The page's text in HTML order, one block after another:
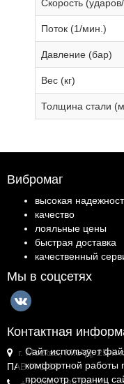
Скорость
Поток (1/мин.)
Давление (бар)
Вес (кг)
Толщина стали
Вибромаг
высокая
качество
лояльные цены
быстрая доставка
качественный
Мы в соцсетях
Контактная
г. Москва, МКАД, 25-й
ПАВ.И-1.18
Сайт использует
комфортной работы
просмотр страниц